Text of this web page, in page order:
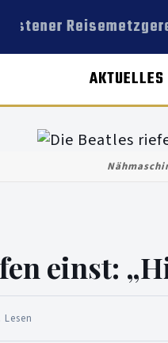
Dorstener
AKTUELLES
einst:
Lesen